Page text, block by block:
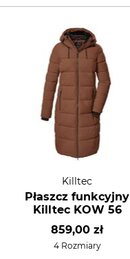
Killtec
Płaszcz funkcyjny
Killtec KOW 56
859,00 zł
4 Rozmiary